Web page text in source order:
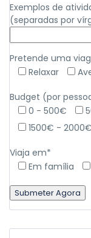
Exemplos de
(separadas por
Pretende uma
Relaxar
Budget (por
0 - 500€
1500€ - 2000€
Viaja em*
Em família